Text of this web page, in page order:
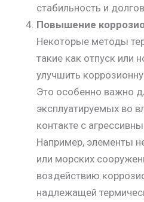
стабильность и
Повышение
Некоторые методы
такие как отпуск или
улучшить
Это особенно важно
эксплуатируемых во
контакте с
Например, элементы
или морских
воздействию
надлежащей